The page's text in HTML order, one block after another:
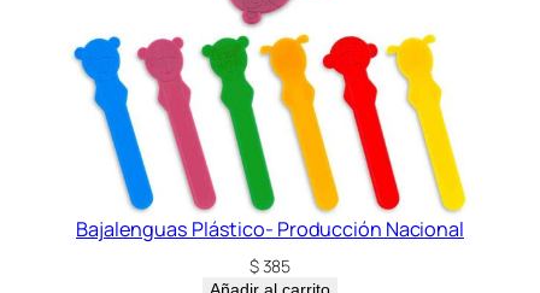
Bajalenguas Plástico- Producción Nacional
$385